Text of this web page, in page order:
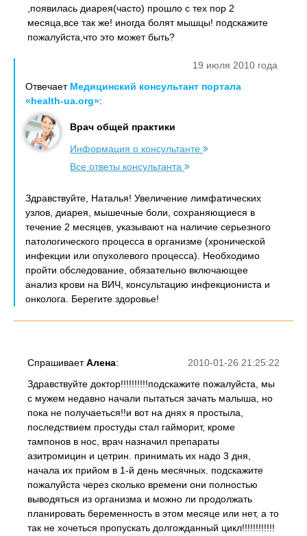
,появилась диарея(часто) прошло с тех пор 2
месяца,все так же! иногда болят мышцы! подскажите
пожалуйста,что это может быть?
19 июля 2010 года
Отвечает Медицинский консультант портала
«health-ua.org»:
Врач общей практики
Информация о консультанте
Все ответы консультанта
Здравствуйте, Наталья! Увеличение лимфатических
узлов, диарея, мышечные боли, сохраняющиеся в
течение 2 месяцев, указывают на наличие серьезного
патологического процесса в организме (хронической
инфекции или опухолевого процесса). Необходимо
пройти обследование, обязательно включающее
анализ крови на ВИЧ, консультацию инфекциониста и
онколога. Берегите здоровье!
2010-01-26 21:25:22
СпрашиваетАлена:
Здравствуйте доктор!!!!!!!!!!подскажите пожалуйста, мы
с мужем недавно начали пытаться зачать малыша, но
пока не получаеться!!и вот на днях я простыла,
последствием простуды стал гайморит, кроме
тампонов в нос, врач назначил препараты
азитромицин и цетрин. принимать их надо 3 дня,
начала их прийом в 1-й день месячных. подскажите
пожалуйста через сколько времени они полностью
выводяться из организма и можно ли продолжать
планировать беременность в этом месяце или нет, а то
так не хочеться пропускать долгожданный цикл!!!!!!!!!!!!